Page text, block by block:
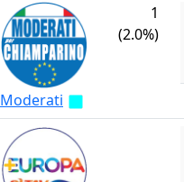
Moderati
1
(2.0%)